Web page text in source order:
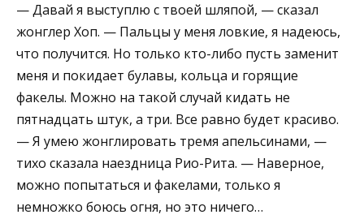
— Давай я выступлю с твоей шляпой, — сказал
жонглер Хоп. — Пальцы у меня ловкие, я надеюсь,
что получится. Но только кто-либо пусть заменит
меня и покидает булавы, кольца и горящие
факелы. Можно на такой случай кидать не
пятнадцать штук, а три. Все равно будет красиво.
— Я умею жонглировать тремя апельсинами, —
тихо сказала наездница Рио-Рита. — Наверное,
можно попытаться и факелами, только я
немножко боюсь огня, но это ничего…